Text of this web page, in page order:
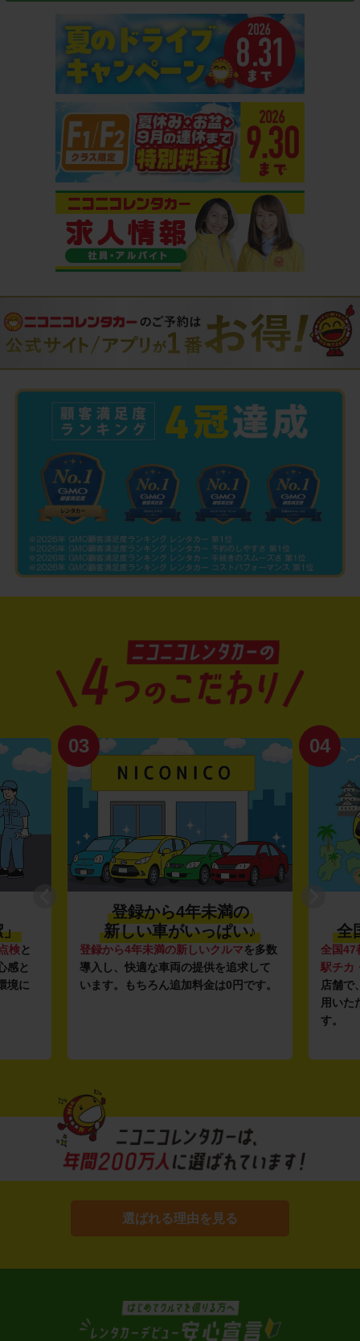
」
検と
感と
境に
03
登録から4年未満の
新しい車がいっぱい♪
登録から4年未満の新しいクルマを多数
導入し、快適な車両の提供を追求して
います。もちろん追加料金は0円です。
04
全
全国47
駅チカ
店舗で
用いた
す。
選ばれる理由を見る